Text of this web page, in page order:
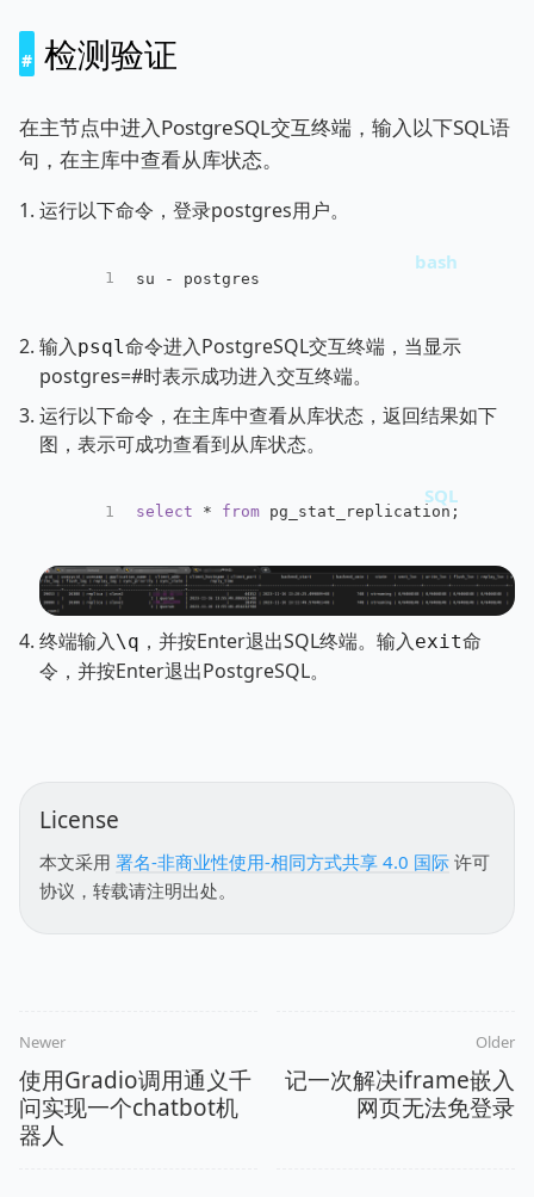
检测验证
在主节点中进入PostgreSQL交互终端，输入以下SQL语
句，在主库中查看从库状态。
运行以下命令，登录postgres用户。
1 su - postgres
输入psql命令进入PostgreSQL交互终端，当显示
postgres=#时表示成功进入交互终端。
运行以下命令，在主库中查看从库状态，返回结果如下
图，表示可成功查看到从库状态。
1 select * from pg_stat_replication;
终端输入\q ，并按Enter退出SQL终端。输入exit命
令，并按Enter退出PostgreSQL。
License
本文采用 署名-非商业性使用-相同方式共享 4.0 国际 许可
协议，转载请注明出处。
Newer
使用Gradio调用通义千
问实现一个chatbot机
器人
Older
记一次解决iframe嵌入
网页无法免登录